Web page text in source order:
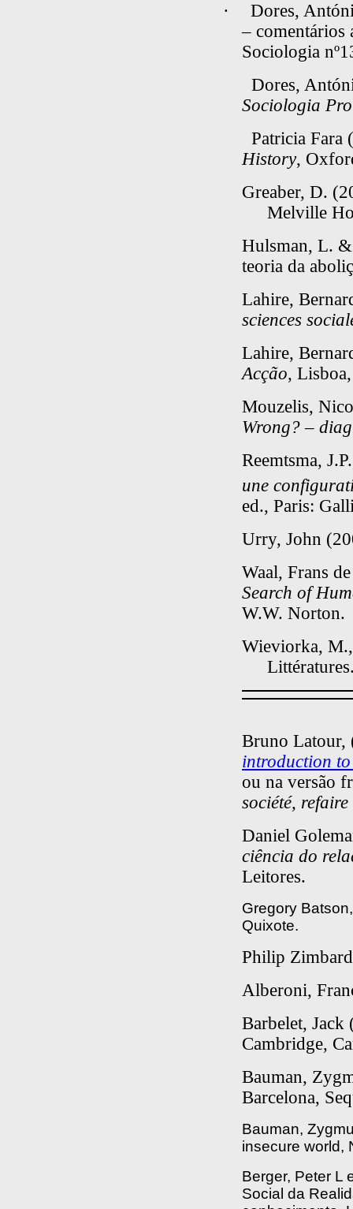
·
Dores,
– comentários
Sociologia
Dores,
Sociologia
Patricia Fara
History,
Greaber, D.
Melville
Hulsman, L.
teoria da
Lahire,
sciences
Lahire,
Acção,
Mouzelis,
Wrong? –
Reemtsma,
une
ed., Paris:
Urry, John
Waal, Frans
Search of
W.W. Norton.
Wieviorka,
Bruno
introduction
ou na versão
société,
Daniel
ciência do
Leitores.
Gregory
Quixote.
Philip
Alberoni,
Barbelet, Jack
Cambridge,
Bauman,
Barcelona,
Bauman,
insecure world,
Berger, Peter L
Social da